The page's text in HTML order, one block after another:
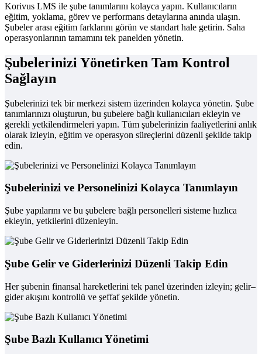
Korivus LMS ile şube tanımlarını kolayca yapın. Kullanıcıların
eğitim, yoklama, görev ve performans detaylarına anında ulaşın.
Şubeler arası eğitim farklarını görün ve standart hale getirin. Saha
operasyonlarının tamamını tek panelden yönetin.
Şubelerinizi Yönetirken Tam Kontrol
Sağlayın
Şubelerinizi tek bir merkezi sistem üzerinden kolayca yönetin. Şube
tanımlarınızı oluşturun, bu şubelere bağlı kullanıcıları ekleyin ve
gerekli yetkilendirmeleri yapın. Tüm şubelerinizin faaliyetlerini anlık
olarak izleyin, eğitim ve operasyon süreçlerini düzenli şekilde takip
edin.
Şubelerinizi ve Personelinizi Kolayca Tanımlayın
Şube yapılarını ve bu şubelere bağlı personelleri sisteme hızlıca
ekleyin, yetkilerini düzenleyin.
Şube Gelir ve Giderlerinizi Düzenli Takip Edin
Her şubenin finansal hareketlerini tek panel üzerinden izleyin; gelir–
gider akışını kontrollü ve şeffaf şekilde yönetin.
Şube Bazlı Kullanıcı Yönetimi